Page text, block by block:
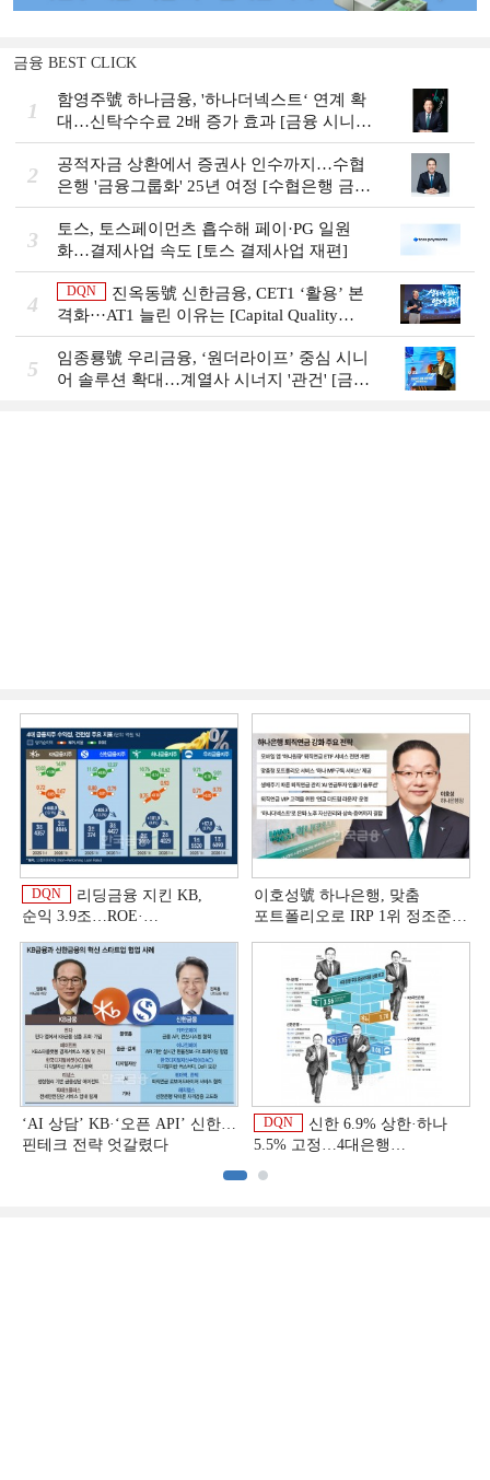
금융 BEST CLICK
1
함영주號 하나금융, '하나더넥스트‘ 연계 확
대…신탁수수료 2배 증가 효과 [금융 시니어
비즈니스 돋보기]
2
공적자금 상환에서 증권사 인수까지…수협
은행 '금융그룹화' 25년 여정 [수협은행 금융
그룹의 꿈①]
3
토스, 토스페이먼츠 흡수해 페이·PG 일원
화…결제사업 속도 [토스 결제사업 재편]
4
DQN
진옥동號 신한금융, CET1 ‘활용’ 본
격화···AT1 늘린 이유는 [Capital Quality
Review]
5
임종룡號 우리금융, ‘원더라이프’ 중심 시니
어 솔루션 확대…계열사 시너지 '관건' [금융
DQN
리딩금융 지킨 KB,
순익 3.9조…ROE·
상반기 금융 리그테이블]
이호성號 하나은행, 맞춤
포트폴리오로 IRP 1위 정조준
‘AI 상담’ KB·‘오픈 API’ 신한…
핀테크 전략 엇갈렸다
DQN
신한 6.9% 상한·하나
5.5% 고정…4대은행